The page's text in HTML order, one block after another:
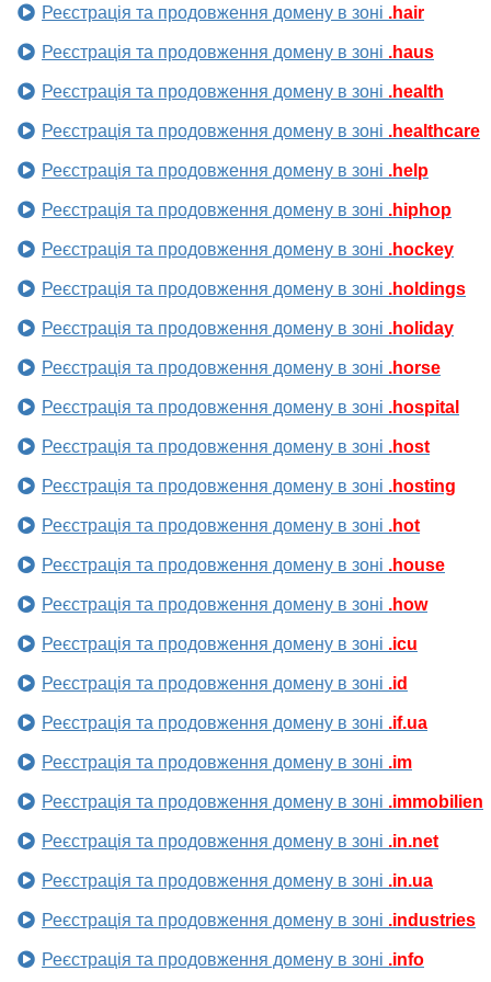
Реєстрація та продовження домену в зоні .hair
Реєстрація та продовження домену в зоні .haus
Реєстрація та продовження домену в зоні .health
Реєстрація та продовження домену в зоні .healthcare
Реєстрація та продовження домену в зоні .help
Реєстрація та продовження домену в зоні .hiphop
Реєстрація та продовження домену в зоні .hockey
Реєстрація та продовження домену в зоні .holdings
Реєстрація та продовження домену в зоні .holiday
Реєстрація та продовження домену в зоні .horse
Реєстрація та продовження домену в зоні .hospital
Реєстрація та продовження домену в зоні .host
Реєстрація та продовження домену в зоні .hosting
Реєстрація та продовження домену в зоні .hot
Реєстрація та продовження домену в зоні .house
Реєстрація та продовження домену в зоні .how
Реєстрація та продовження домену в зоні .icu
Реєстрація та продовження домену в зоні .id
Реєстрація та продовження домену в зоні .if.ua
Реєстрація та продовження домену в зоні .im
Реєстрація та продовження домену в зоні .immobilien
Реєстрація та продовження домену в зоні .in.net
Реєстрація та продовження домену в зоні .in.ua
Реєстрація та продовження домену в зоні .industries
Реєстрація та продовження домену в зоні .info